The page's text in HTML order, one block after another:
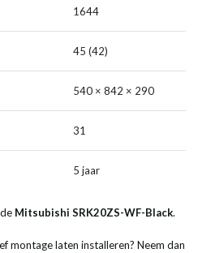
1644
45 (42)
540 × 842 × 290
31
5 jaar
Mitsubishi SRK20ZS-WF-Black.
montage laten installeren? Neem dan